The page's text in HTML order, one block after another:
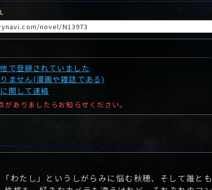
で登録されていました
ません(漫画や雑誌である)
関して連絡
ありましたらお知らせください。
わたし」というしがらみに悩む秋穂、そして誰とも